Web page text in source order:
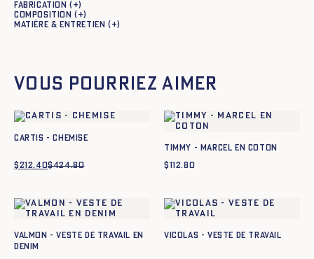
Fabrication
Composition
Matière & entretien
Vous pourriez aimer
CARTIS - CHEMISE
$424.80Le
$424.80.
$212.40
Le
$212.40.
TIMMY - MARCEL EN COTON
$112.80
Valmon - Veste de travail en
denim
VICOLAS - VESTE DE TRAVAIL